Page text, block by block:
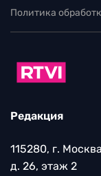
Политика
Редакция
115280, г.
д. 26, этаж 2